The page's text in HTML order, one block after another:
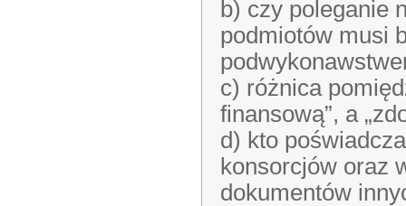
b) czy poleganie
podmiotów musi
c) różnica
finansową”, a
d) kto
konsorcjów oraz
dokumentów